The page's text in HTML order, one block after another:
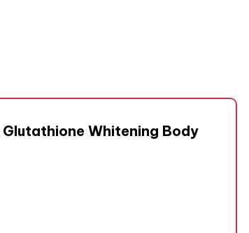
Whitening Body